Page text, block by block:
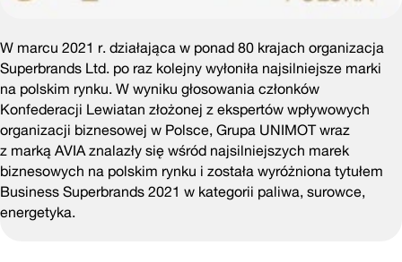
W marcu 2021 r. działająca w ponad 80 krajach organizacja
Superbrands Ltd. po raz kolejny wyłoniła najsilniejsze marki
na polskim rynku. W wyniku głosowania członków
Konfederacji Lewiatan złożonej z ekspertów wpływowych
organizacji biznesowej w Polsce, Grupa UNIMOT wraz
z marką AVIA znalazły się wśród najsilniejszych marek
biznesowych na polskim rynku i została wyróżniona tytułem
Business Superbrands 2021 w kategorii paliwa, surowce,
energetyka.